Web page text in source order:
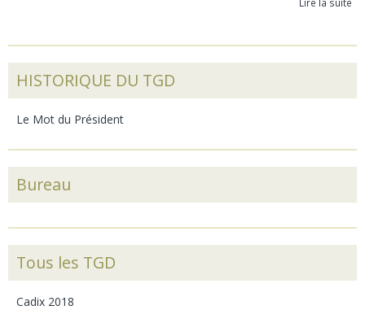
HISTORIQUE DU TGD
Le Mot du Président
Bureau
Tous les TGD
Cadix 2018